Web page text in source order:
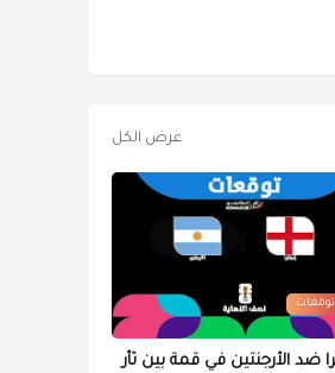
عرض الكل
توقعات
ضد الأرجنتين في قمة بين ثأر